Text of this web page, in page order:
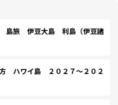
島旅 伊豆大島 利島（伊豆諸
ハワイ島 ２０２７～２０２